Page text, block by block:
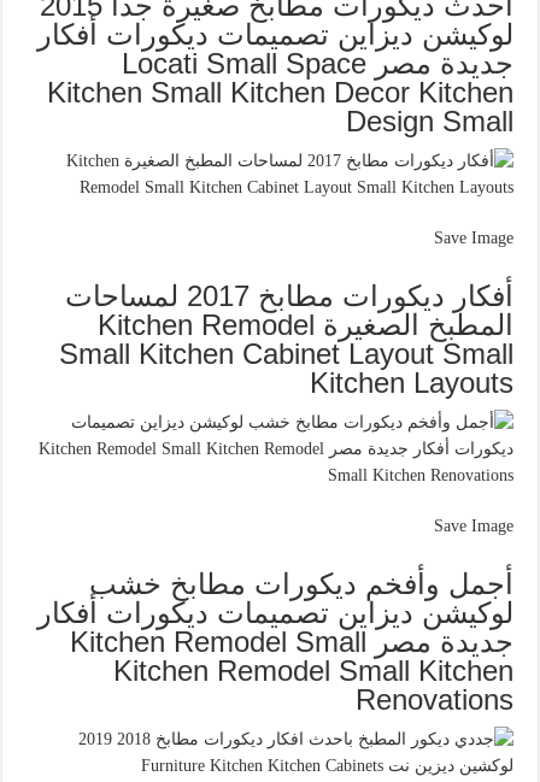
لوكيشن ديزاين تصميمات ديكورات أفكار
جديدة مصر Locati Small Space
Kitchen Small Kitchen Decor Kitchen
Design Small
Save Image
أفكار ديكورات مطابخ 2017 لمساحات
المطبخ الصغيرة Kitchen Remodel
Small Kitchen Cabinet Layout Small
Kitchen Layouts
Save Image
أجمل وأفخم ديكورات مطابخ خشب
لوكيشن ديزاين تصميمات ديكورات أفكار
جديدة مصر Kitchen Remodel Small
Kitchen Remodel Small Kitchen
Renovations